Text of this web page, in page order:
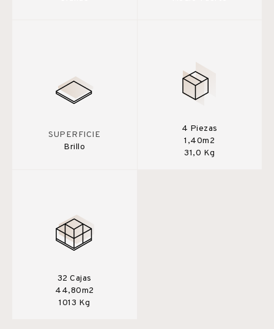
SUPERFICIE
Brillo
4 Piezas
1,40m2
31,0 Kg
32 Cajas
44,80m2
1013 Kg